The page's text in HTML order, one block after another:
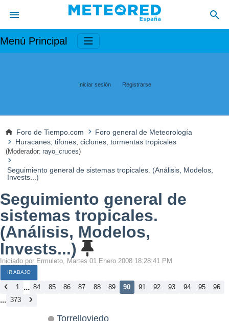
Menú Principal
Iniciar sesión Registrarse
Foro de Tiempo.com
Foro general de Meteorología
Huracanes, tifones, ciclones, tormentas tropicales
(Moderador: rayo_cruces)
Seguimiento general de sistemas tropicales. (Análisis, Modelos,
Invests...)
Seguimiento general de
sistemas tropicales.
(Análisis, Modelos,
Invests...)
Iniciado por Ermuleto, Martes 01 Enero 2008 18:28:41 PM
IR ABAJO
1 ... 84 85 86 87 88 89 90 91 92 93 94 95 96
... 373
Torrelloviedo